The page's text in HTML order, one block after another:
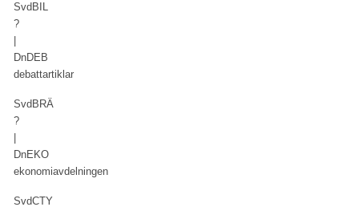
SvdBIL
?
DnDEB
debattartiklar
SvdBRÄ
?
DnEKO
ekonomiavdelningen
SvdCTY